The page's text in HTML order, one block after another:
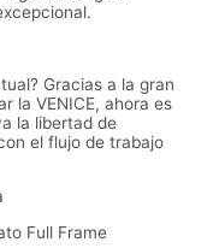
Gracias a la gran
la VENICE, ahora es
la libertad de
el flujo de trabajo
Full Frame